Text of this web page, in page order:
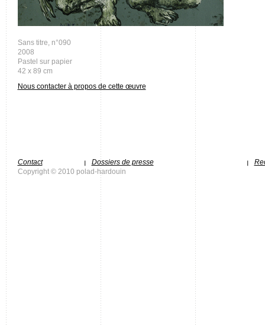
Sans titre, n°090
2008
Pastel sur papier
42 x 89 cm
Nous contacter à propos de cette œuvre
Contact Dossiers de presse
Copyright © 2010 polad-hardouin